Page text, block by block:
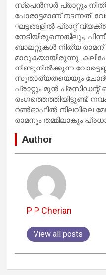
സ്പെൻസർ പ്രാറ്റും
പോരാട്ടമാണ് നടന്നത്.
ഘട്ടങ്ങളിൽ പ്രാറ്റ്
നേടിയിരുന്നെങ്കിലും,
ബാലറ്റുകൾ നിത്യ
മാറുകയായിരുന്നു.
നീണ്ടുനിൽക്കുന്ന
സുതാര്യതയെയും
പ്രാറ്റും മുൻ
രംഗത്തെത്തിയിട്ടുണ്ട്.
റൺഓഫിൽ നിലവിലെ
രാമനും തമ്മിലാകും
Author
P P Cherian
View all posts